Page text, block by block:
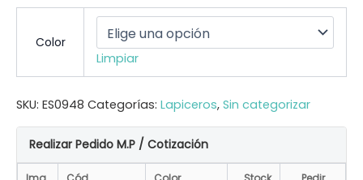
Color
Limpiar
SKU: ES0948 Categorías: Lapiceros, Sin categorizar
Realizar Pedido M.P / Cotización